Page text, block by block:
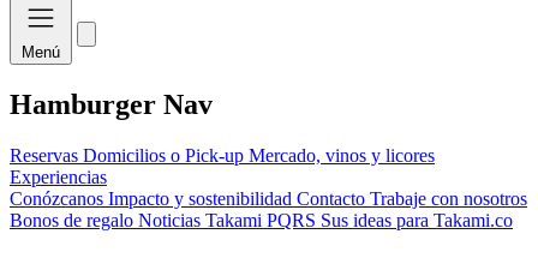
Menú
Hamburger Nav
Reservas Domicilios o Pick-up Mercado, vinos y licores
Experiencias
Conózcanos Impacto y sostenibilidad Contacto Trabaje con nosotros
Bonos de regalo Noticias Takami PQRS Sus ideas para Takami.co